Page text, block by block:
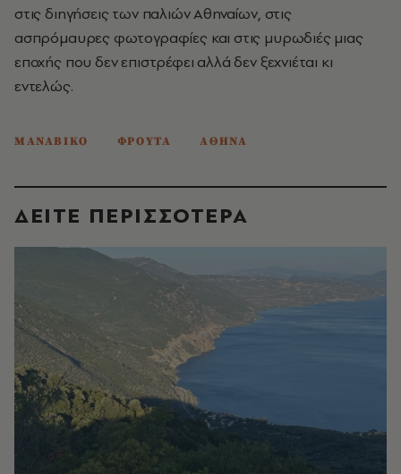
στις διηγήσεις των παλιών Αθηναίων, στις
ασπρόμαυρες φωτογραφίες και στις μυρωδιές μιας
εποχής που δεν επιστρέφει αλλά δεν ξεχνιέται κι
εντελώς.
ΜΑΝΑΒΙΚΟ ΦΡΟΥΤΑ ΑΘΗΝΑ
ΔΕΙΤΕ ΠΕΡΙΣΣΟΤΕΡΑ